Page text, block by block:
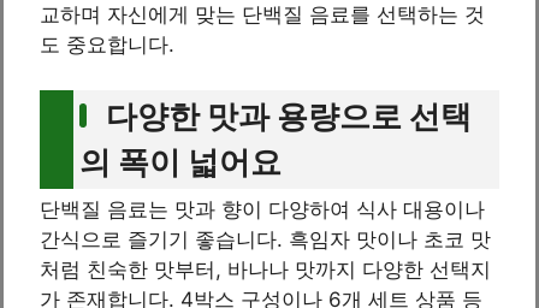
교하며 자신에게 맞는 단백질 음료를 선택하는 것
도 중요합니다.
다양한 맛과 용량으로 선택
의 폭이 넓어요
단백질 음료는 맛과 향이 다양하여 식사 대용이나
간식으로 즐기기 좋습니다. 흑임자 맛이나 초코 맛
처럼 친숙한 맛부터, 바나나 맛까지 다양한 선택지
가 존재합니다. 4박스 구성이나 6개 세트 상품 등